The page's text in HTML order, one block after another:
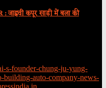
कपूर साड़ी में बला की